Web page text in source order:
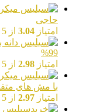
حاجی
امتیاز 3.04 از 5
99%
امتیاز 2.98 از 5
با مش های
امتیاز 2.97 از 5